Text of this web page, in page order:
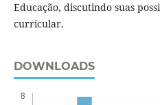
Educação, discutindo suas
curricular.
DOWNLOADS